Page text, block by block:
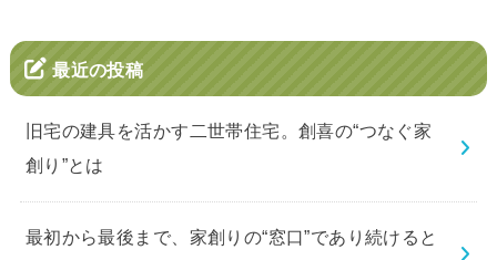
最近の投稿
旧宅の建具を活かす二世帯住宅。創喜の“つなぐ家
創り”とは
最初から最後まで、家創りの“窓口”であり続けると